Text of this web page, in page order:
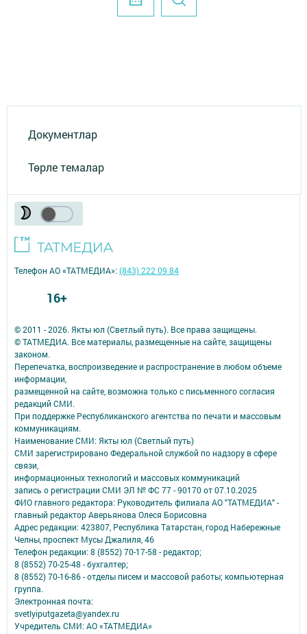
Документлар
Төрле темалар
© 2011 - 2026. Якты юл (Светлый путь). Все права защищены.
© ТАТМЕДИА. Все материалы, размещенные на сайте, защищены
законом.
Перепечатка, воспроизведение и распространение в любом объеме
информации,
размещенной на сайте, возможна только с письменного согласия
редакций СМИ.
При поддержке Республиканского агентства по печати и массовым
коммуникациям.
Наименование СМИ: Якты юл (Светлый путь)
СМИ зарегистрировано Федеральной службой по надзору в сфере
связи,
информационных технологий и массовых коммуникаций
запись о регистрации СМИ ЭЛ № ФС 77 - 90170 от 07.10.2025
ФИО главного редактора: Руководитель филиала АО "ТАТМЕДИА" -
главный редактор Аверьянова Олеся Борисовна
Адрес редакции: 423807, Республика Татарстан, город Набережные
Челны, проспект Мусы Джалиля, 46
Телефон редакции: 8 (8552) 70-17-58 - редактор;
8 (8552) 70-25-48 - бухгалтер;
8 (8552) 70-16-86 - отделы писем и массовой работы; компьютерная
группа.
Электронная почта:
svetlyiputgazeta@yandex.ru
Учредитель СМИ: АО «ТАТМЕДИА»
Телефон АО «ТАТМЕДИА»:(843) 222 09 84
16+